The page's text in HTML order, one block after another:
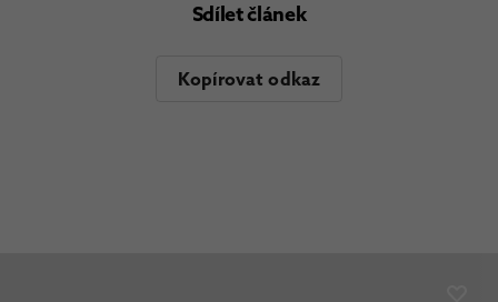
Sdílet článek
Kopírovat odkaz